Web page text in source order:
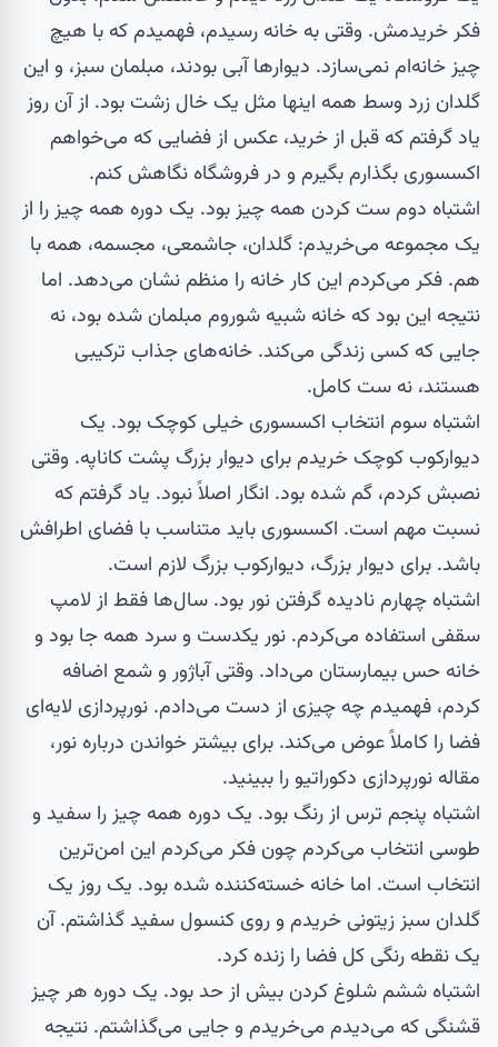
فکر خریدمش. وقتی به خانه رسیدم، فهمیدم که با هیچ
چیز خانه‌ام نمی‌سازد. دیوارها آبی بودند، مبلمان سبز، و این
گلدان زرد وسط همه اینها مثل یک خال زشت بود. از آن روز
یاد گرفتم که قبل از خرید، عکس از فضایی که می‌خواهم
اکسسوری بگذارم بگیرم و در فروشگاه نگاهش کنم.
اشتباه دوم ست کردن همه چیز بود. یک دوره همه چیز را از
یک مجموعه می‌خریدم: گلدان، جاشمعی، مجسمه، همه با
هم. فکر می‌کردم این کار خانه را منظم نشان می‌دهد. اما
نتیجه این بود که خانه شبیه شوروم مبلمان شده بود، نه
جایی که کسی زندگی می‌کند. خانه‌های جذاب ترکیبی
هستند، نه ست کامل.
اشتباه سوم انتخاب اکسسوری خیلی کوچک بود. یک
دیوارکوب کوچک خریدم برای دیوار بزرگ پشت کاناپه. وقتی
نصبش کردم، گم شده بود. انگار اصلاً نبود. یاد گرفتم که
نسبت مهم است. اکسسوری باید متناسب با فضای اطرافش
باشد. برای دیوار بزرگ، دیوارکوب بزرگ لازم است.
اشتباه چهارم نادیده گرفتن نور بود. سال‌ها فقط از لامپ
سقفی استفاده می‌کردم. نور یکدست و سرد همه جا بود و
خانه حس بیمارستان می‌داد. وقتیآباژور و شمع اضافه
کردم، فهمیدم چه چیزی از دست می‌دادم. نورپردازی لایه‌ای
فضا را کاملاً عوض می‌کند. برای بیشتر خواندن درباره نور،
مقاله نورپردازی دکوراتیو را ببینید.
اشتباه پنجم ترس از رنگ بود. یک دوره همه چیز را سفید و
طوسی انتخاب می‌کردم چون فکر می‌کردم این امن‌ترین
انتخاب است. اما خانه خسته‌کننده شده بود. یک روز یک
گلدان سبز زیتونی خریدم و روی کنسول سفید گذاشتم. آن
یک نقطه رنگی کل فضا را زنده کرد.
اشتباه ششم شلوغ کردن بیش از حد بود. یک دوره هر چیز
قشنگی که می‌دیدم می‌خریدم و جایی می‌گذاشتم. نتیجه